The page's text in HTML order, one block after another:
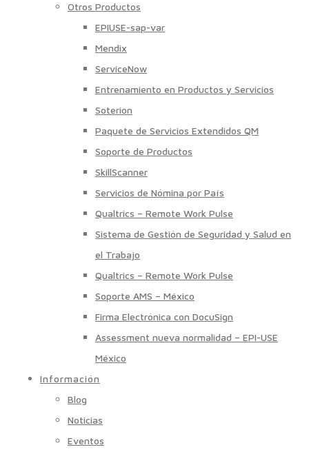
Otros Productos
EPIUSE-sap-var
Mendix
ServiceNow
Entrenamiento en Productos y Servicios
Soterion
Paquete de Servicios Extendidos QM
Soporte de Productos
SkillScanner
Servicios de Nómina por País
Qualtrics – Remote Work Pulse
Sistema de Gestión de Seguridad y Salud en
el Trabajo
Qualtrics – Remote Work Pulse
Soporte AMS – México
Firma Electrónica con DocuSign
Assessment nueva normalidad – EPI-USE
México
Información
Blog
Noticias
Eventos